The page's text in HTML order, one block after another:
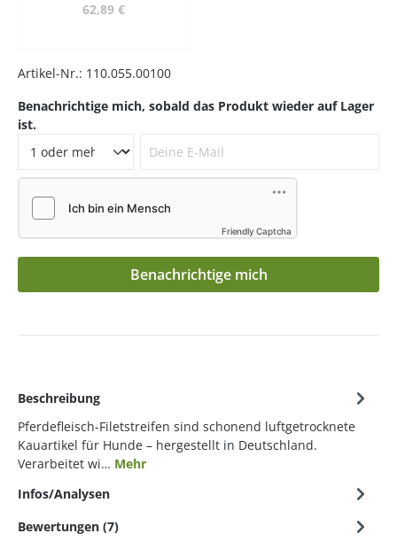
62,89 €
Artikel-Nr.: 110.055.00100
Benachrichtige mich, sobald das Produkt wieder auf Lager
ist.
Friendly Captcha
Benachrichtige mich
Beschreibung
Pferdefleisch-Filetstreifen sind schonend luftgetrocknete
Kauartikel für Hunde – hergestellt in Deutschland.
Verarbeitet wi… Mehr
Infos/Analysen
Bewertungen (7)